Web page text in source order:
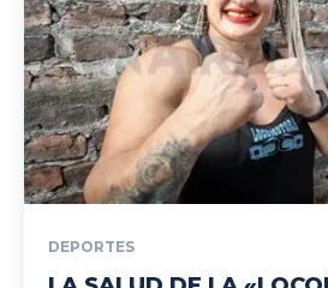
DEPORTES